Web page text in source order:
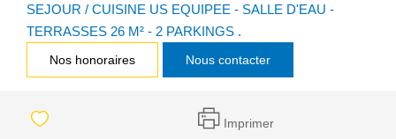
SEJOUR / CUISINE US EQUIPEE - SALLE D'EAU -
TERRASSES 26 M² - 2 PARKINGS .
Nos honoraires Nous contacter
Imprimer